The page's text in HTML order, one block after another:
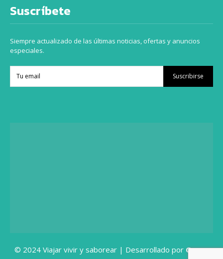
Suscríbete
Siempre actualizado de las últimas noticias, ofertas y anuncios
especiales.
Suscribirse
© 2024 Viajar vivir y saborear | Desarrollado por Grupo